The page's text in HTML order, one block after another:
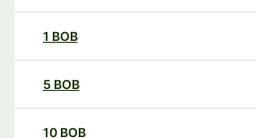
1 BOB
5 BOB
10 BOB